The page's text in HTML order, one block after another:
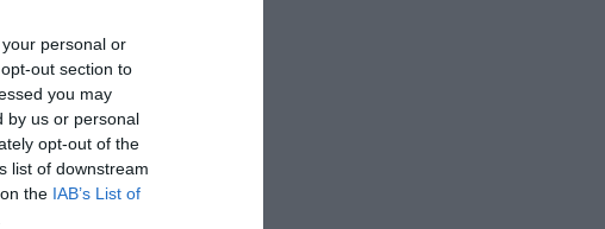
personal or
out section to
you may
by us or personal
opt-out of the
list of downstream
the IAB’s List of